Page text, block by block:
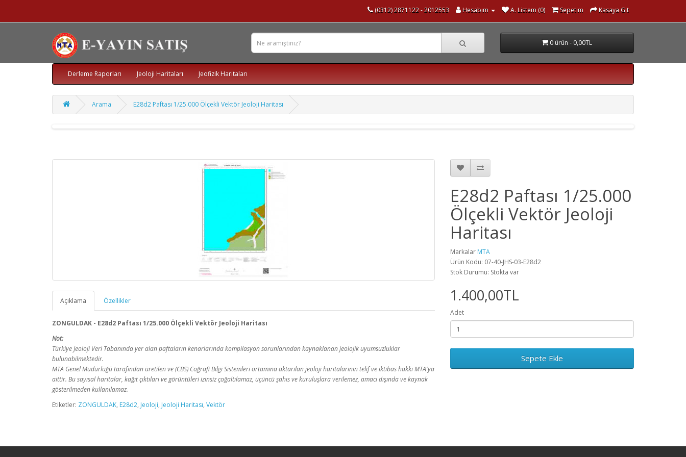
(0312) 2871122 - 2012553 Hesabım A. Listem (0) Sepetim Kasaya Git
0 ürün - 0,00TL
Derleme Raporları Jeoloji Haritaları Jeofizik Haritaları
Arama E28d2 Paftası 1/25.000 Ölçekli Vektör Jeoloji Haritası
Açıklama Özellikler
ZONGULDAK - E28d2 Paftası 1/25.000 Ölçekli Vektör Jeoloji Haritası
Not:
Türkiye Jeoloji Veri Tabanında yer alan paftaların kenarlarında kompilasyon sorunlarından kaynaklanan jeolojik uyumsuzluklar
bulunabilmektedir.
MTA Genel Müdürlüğü tarafından üretilen ve (CBS) Coğrafi Bilgi Sistemleri ortamına aktarılan jeoloji haritalarının telif ve iktibas hakkı MTA'ya
aittir. Bu sayısal haritalar, kağıt çıktıları ve görüntüleri izinsiz çoğaltılamaz, üçüncü şahıs ve kuruluşlara verilemez, amacı dışında ve kaynak
gösterilmeden kullanılamaz.
E28d2 Paftası 1/25.000
Ölçekli Vektör Jeoloji
Haritası
Markalar MTA
Ürün Kodu: 07-40-JHS-03-E28d2
Stok Durumu: Stokta var
1.400,00TL
Adet
Sepete Ekle
Etiketler: ZONGULDAK, E28d2, Jeoloji, Jeoloji Haritası, Vektör